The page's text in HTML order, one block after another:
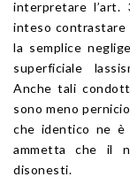
interpretare l’art.
inteso contrastare
la semplice
superficiale
Anche tali
sono meno
che identico ne è
ammetta che il
disonesti.